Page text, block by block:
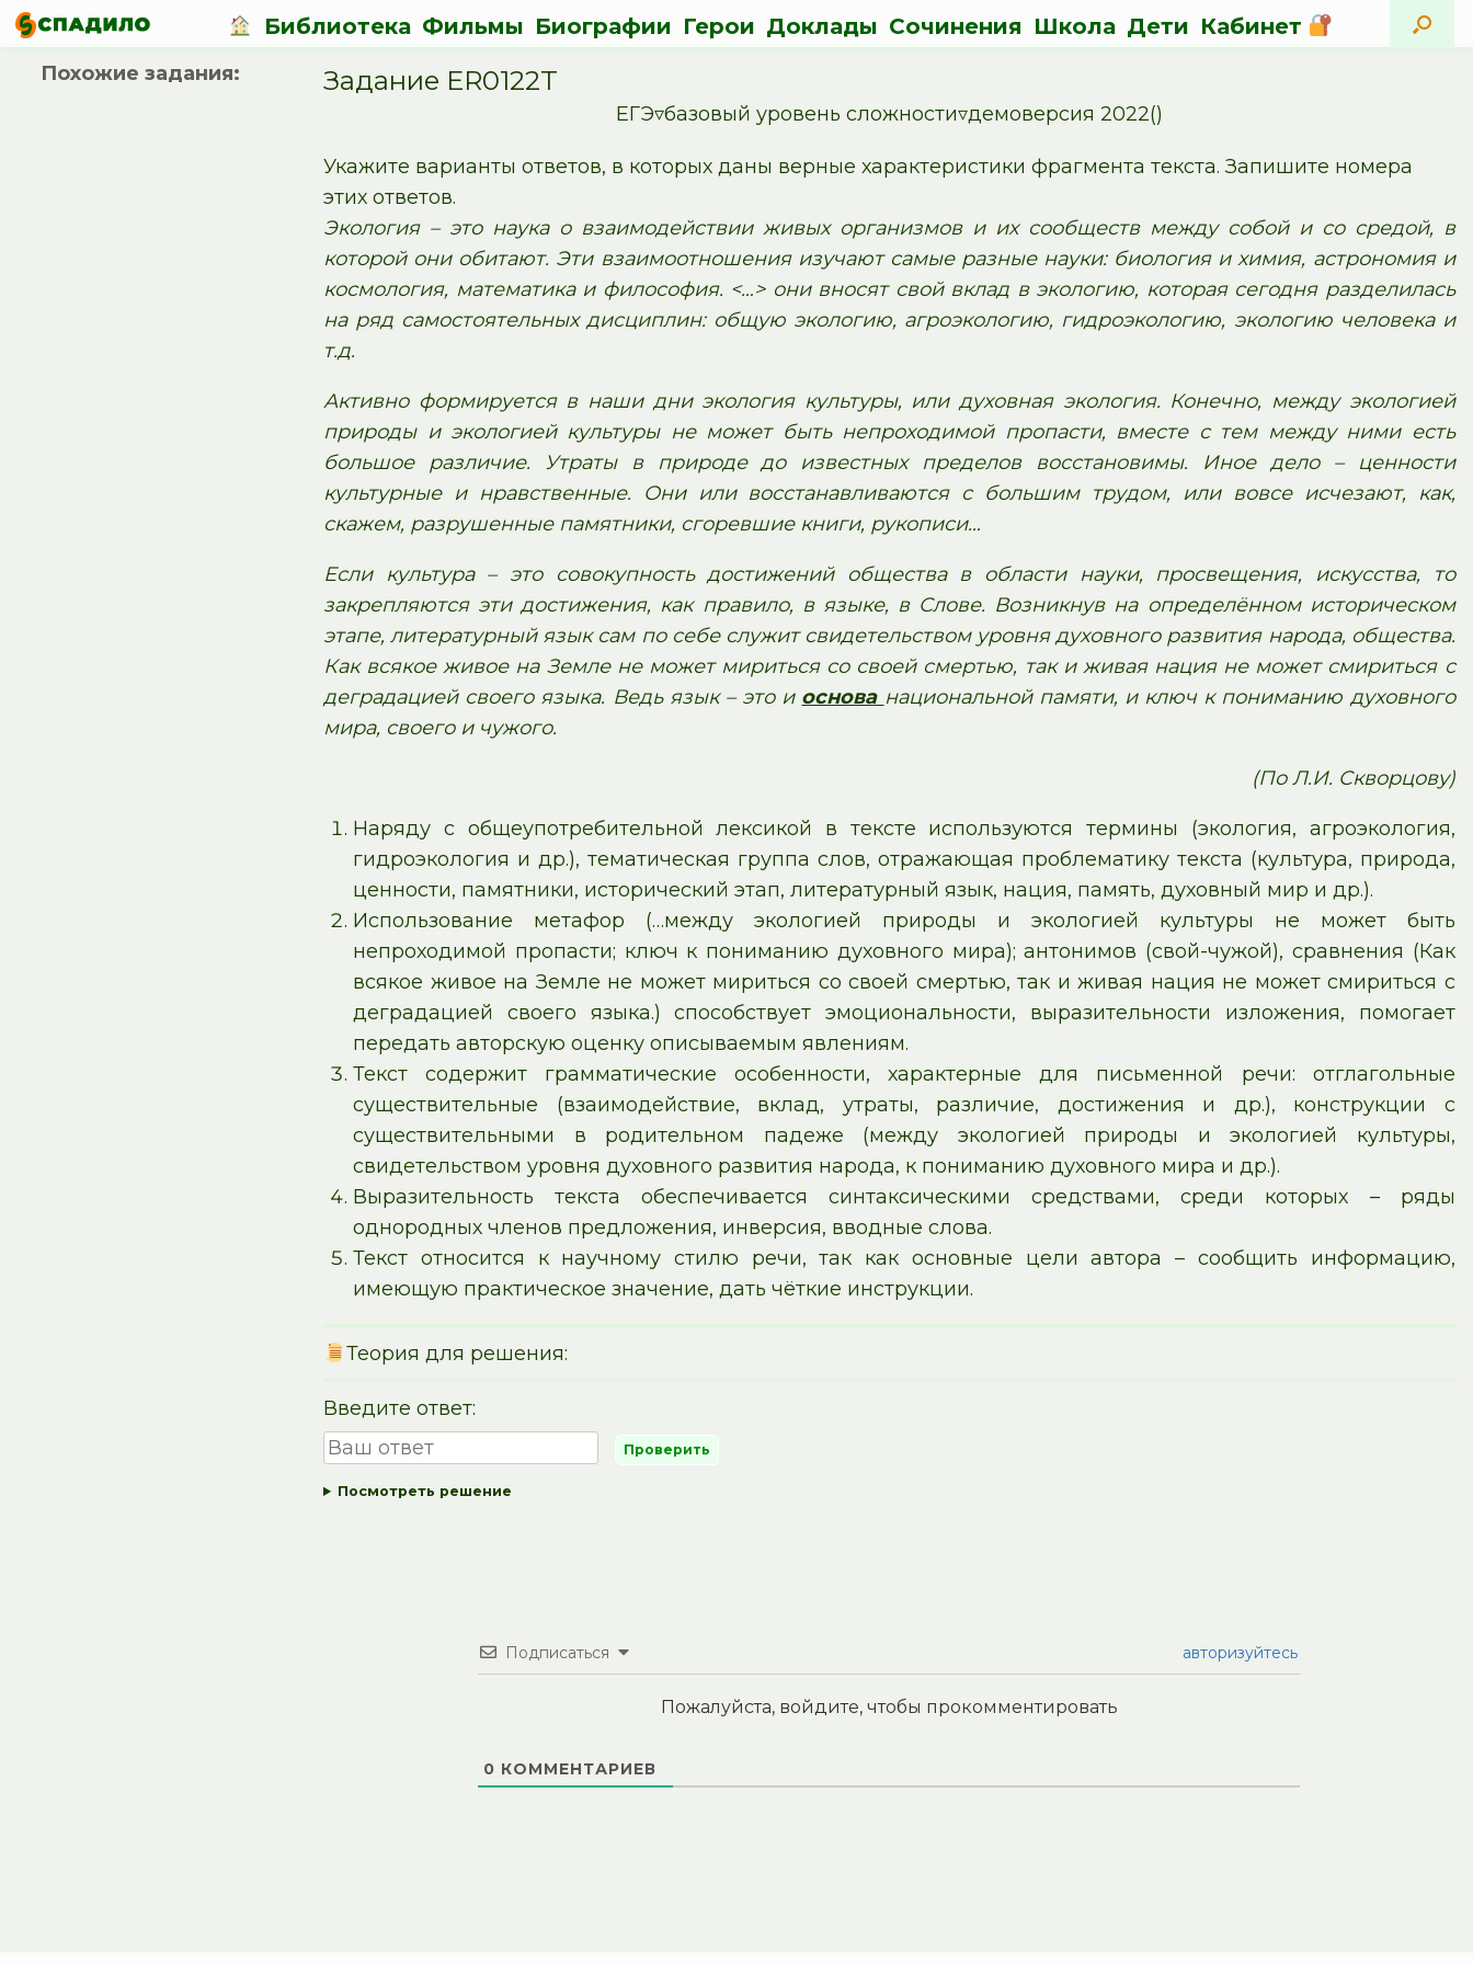
Библиотека Фильмы Биографии Герои Доклады Сочинения Школа Дети Кабинет
Задание ER0122T
ЕГЭ▿базовый уровень сложности▿демоверсия 2022()
Укажите варианты ответов, в которых даны верные характеристики фрагмента текста. Запишите номера
этих ответов.
Экология – это наука о взаимодействии живых организмов и их сообществ между собой и со средой, в
которой они обитают. Эти взаимоотношения изучают самые разные науки: биология и химия, астрономия и
космология, математика и философия. <…> они вносят свой вклад в экологию, которая сегодня разделилась
на ряд самостоятельных дисциплин: общую экологию, агроэкологию, гидроэкологию, экологию человека и
т.д.
Активно формируется в наши дни экология культуры, или духовная экология. Конечно, между экологией
природы и экологией культуры не может быть непроходимой пропасти, вместе с тем между ними есть
большое различие. Утраты в природе до известных пределов восстановимы. Иное дело – ценности
культурные и нравственные. Они или восстанавливаются с большим трудом, или вовсе исчезают, как,
скажем, разрушенные памятники, сгоревшие книги, рукописи…
Если культура – это совокупность достижений общества в области науки, просвещения, искусства, то
закрепляются эти достижения, как правило, в языке, в Слове. Возникнув на определённом историческом
этапе, литературный язык сам по себе служит свидетельством уровня духовного развития народа, общества.
Как всякое живое на Земле не может мириться со своей смертью, так и живая нация не может смириться с
деградацией своего языка. Ведь язык – это и основа национальной памяти, и ключ к пониманию духовного
мира, своего и чужого.
(По Л.И. Скворцову)
Наряду с общеупотребительной лексикой в тексте используются термины (экология, агроэкология,
гидроэкология и др.), тематическая группа слов, отражающая проблематику текста (культура, природа,
ценности, памятники, исторический этап, литературный язык, нация, память, духовный мир и др.).
Использование метафор (…между экологией природы и экологией культуры не может быть
непроходимой пропасти; ключ к пониманию духовного мира); антонимов (свой-чужой), сравнения (Как
всякое живое на Земле не может мириться со своей смертью, так и живая нация не может смириться с
деградацией своего языка.) способствует эмоциональности, выразительности изложения, помогает
передать авторскую оценку описываемым явлениям.
Текст содержит грамматические особенности, характерные для письменной речи: отглагольные
существительные (взаимодействие, вклад, утраты, различие, достижения и др.), конструкции с
существительными в родительном падеже (между экологией природы и экологией культуры,
свидетельством уровня духовного развития народа, к пониманию духовного мира и др.).
Выразительность текста обеспечивается синтаксическими средствами, среди которых – ряды
однородных членов предложения, инверсия, вводные слова.
Текст относится к научному стилю речи, так как основные цели автора – сообщить информацию,
имеющую практическое значение, дать чёткие инструкции.
Теория для решения:
Введите ответ:
Посмотреть решение
Подписаться авторизуйтесь
Пожалуйста, войдите, чтобы прокомментировать
0 КОММЕНТАРИЕВ
Похожие задания: